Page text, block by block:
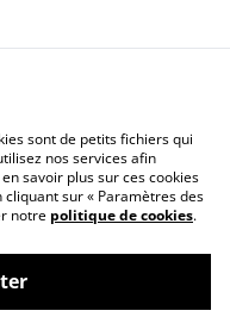
Legal Terms
Cookie Policy
sont de petits fichiers qui
nos services afin
savoir plus sur ces cookies
sur « Paramètres des
notre politique de cookies.